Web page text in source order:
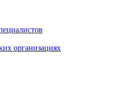
организациях